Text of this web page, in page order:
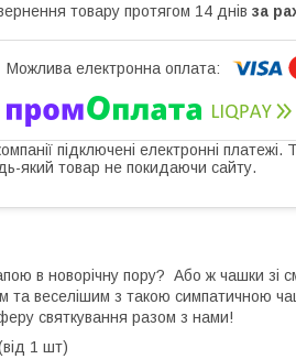
товару протягом 14 днів за
підключені електронні
який товар не покидаючи сайту.
в новорічну пору? Або ж чашки зі
та веселішим з такою симпатичною
святкування разом з нами!
1 шт)